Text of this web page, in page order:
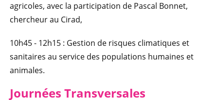
agricoles, avec la participation de Pascal Bonnet,
chercheur au Cirad,
10h45 - 12h15 : Gestion de risques climatiques et
sanitaires au service des populations humaines et
animales.
Journées Transversales